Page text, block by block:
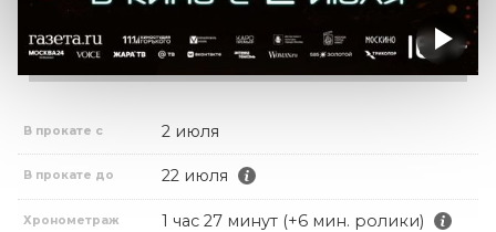
В прокате с 2 июля
В прокате до 22 июля
Хронометраж 1 час 27 минут (+6 мин. ролики)